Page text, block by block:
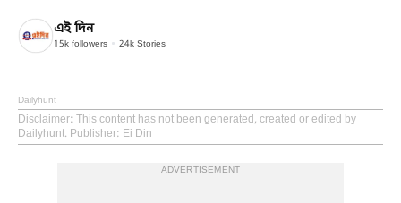
এই দিন
15k followers 24k Stories
Dailyhunt
Disclaimer: This content has not been generated, created or edited by
Dailyhunt. Publisher: Ei Din
ADVERTISEMENT